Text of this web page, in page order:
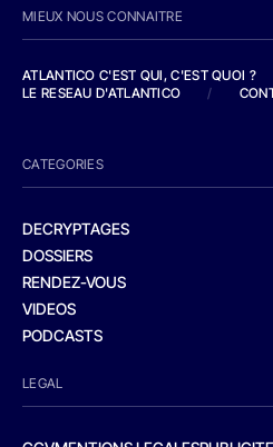
MIEUX NOUS CONNAITRE
ATLANTICO C'EST QUI, C'EST QUOI ?
LE RESEAU D'ATLANTICO
/
CATEGORIES
DECRYPTAGES
DOSSIERS
RENDEZ-VOUS
VIDEOS
PODCASTS
LEGAL